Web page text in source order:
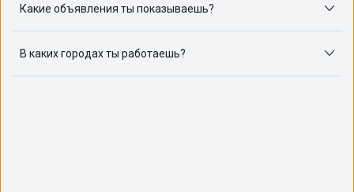
Какие объявления ты показываешь?
объявлений: ЦИАН, Домклик, Яндекс.Недвижимость,
Авито, Самолет.Плюс.
В каких городах ты работаешь?